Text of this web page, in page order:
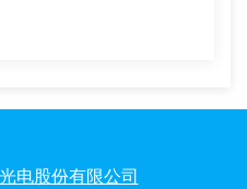
电股份有限公司